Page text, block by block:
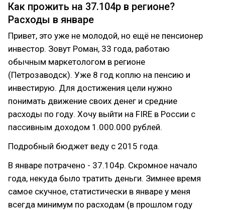
Как прожить на 37.104р в регионе?
Расходы в январе
Привет, это уже не молодой, но ещё не пенсионер
инвестор. Зовут Роман, 33 года, работаю
обычным маркетологом в регионе
(Петрозаводск). Уже 8 год коплю на пенсию и
инвестирую. Для достижения цели нужно
понимать движение своих денег и средние
расходы по году. Хочу выйти на FIRE в России с
пассивным доходом 1.000.000 рублей.
Подробный бюджет веду с 2015 года.
В январе потрачено - 37.104р. Скромное начало
года, некуда было тратить деньги. Зимнее время
самое скучное, статистически в январе у меня
всегда минимум по расходам (в прошлом году